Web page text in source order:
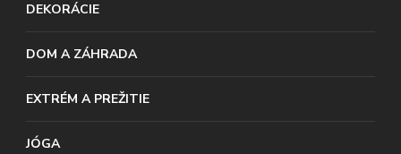
DEKORÁCIE
DOM A ZÁHRADA
EXTRÉM A PREŽITIE
JÓGA